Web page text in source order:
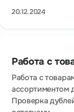
20.12.2024
Работа с
Работа с
ассортиментом
Проверка